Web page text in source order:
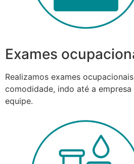
Exames
Realizamos exames
comodidade, indo até a empresa
equipe.